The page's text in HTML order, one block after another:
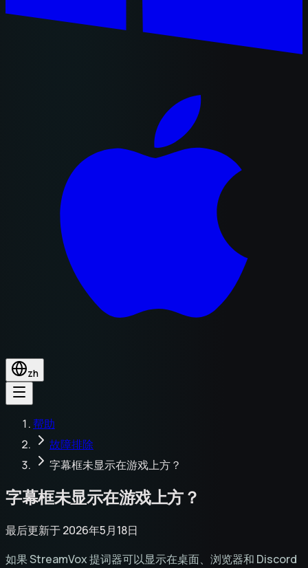
zh
帮助
故障排除
字幕框未显示在游戏上方？
字幕框未显示在游戏上方？
最后更新于 2026年5月18日
如果 StreamVox 提词器可以显示在桌面、浏览器和 Discord